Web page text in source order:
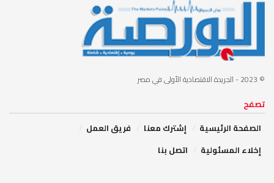
© 2023 - الجريدة الاقتصادية الأولى في مصر
تصفح
الصفحة الرئيسية
إشترك معنا
فريق العمل
إخلاء المسئولية
اتصل بنا